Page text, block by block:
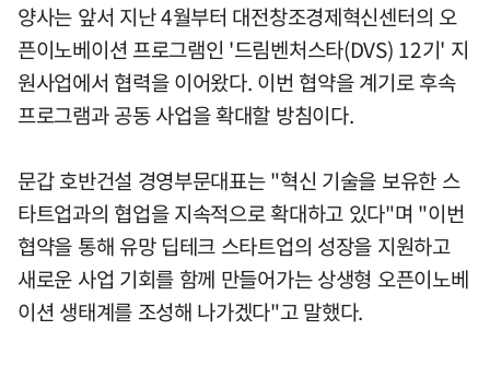
양사는 앞서 지난 4월부터 대전창조경제혁신센터의 오
픈이노베이션 프로그램인 '드림벤처스타(DVS) 12기' 지
원사업에서 협력을 이어왔다. 이번 협약을 계기로 후속
프로그램과 공동 사업을 확대할 방침이다.
문갑 호반건설 경영부문대표는 "혁신 기술을 보유한 스
타트업과의 협업을 지속적으로 확대하고 있다"며 "이번
협약을 통해 유망 딥테크 스타트업의 성장을 지원하고
새로운 사업 기회를 함께 만들어가는 상생형 오픈이노베
이션 생태계를 조성해 나가겠다"고 말했다.